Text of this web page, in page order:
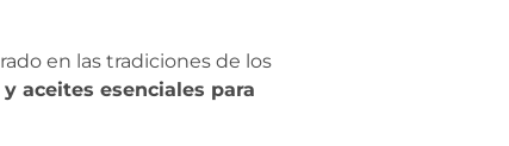
en las tradiciones de los
aceites esenciales para